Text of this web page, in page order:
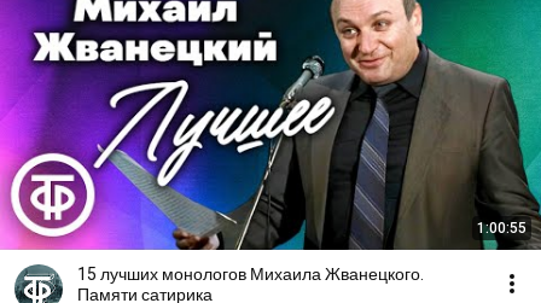
1:00:55
15 лучших монологов Михаила Жванецкого.
Памяти сатирика